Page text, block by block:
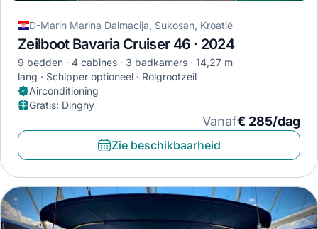
D-Marin Marina Dalmacija, Sukosan, Kroatië
Zeilboot Bavaria Cruiser 46 · 2024
9 bedden 4 cabines 3 badkamers
14,27 m
lang
Schipper optioneel
Rolgrootzeil
Airconditioning
Gratis: Dinghy
Vanaf€ 285/dag
Zie beschikbaarheid